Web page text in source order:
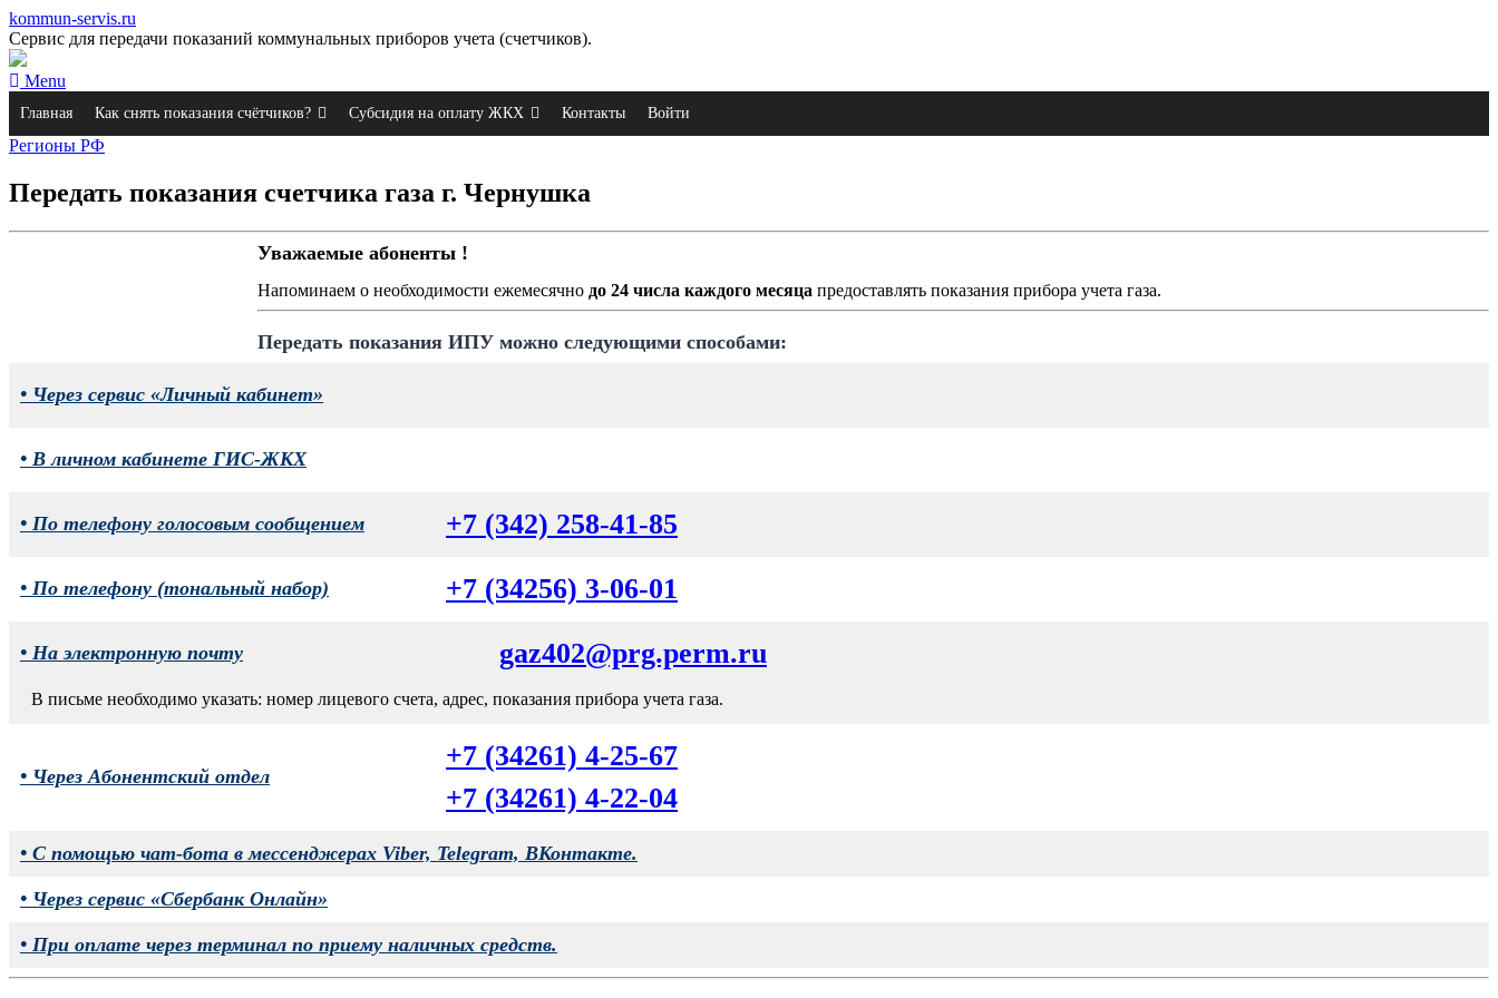
kommun-servis.ru
Сервис для передачи показаний коммунальных приборов учета (счетчиков).
Menu
Главная Как снять показания счётчиков? Субсидия на оплату ЖКХ Контакты Войти
Регионы РФ
Передать показания счетчика газа г. Чернушка
Уважаемые абоненты !
Напоминаем о необходимости ежемесячно до 24 числа каждого месяца предоставлять показания прибора учета газа.
Передать показания ИПУ можно следующими способами:
• Через сервис «Личный кабинет»
• В личном кабинете ГИС-ЖКХ
• По телефону голосовым сообщением +7 (342) 258-41-85
• По телефону (тональный набор) +7 (34256) 3-06-01
• На электронную почту gaz402@prg.perm.ru
В письме необходимо указать: номер лицевого счета, адрес, показания прибора учета газа.
• Через Абонентский отдел
+7 (34261) 4-25-67
+7 (34261) 4-22-04
• С помощью чат-бота в мессенджерах Viber, Telegram, ВКонтакте.
• Через сервис «Сбербанк Онлайн»
• При оплате через терминал по приему наличных средств.